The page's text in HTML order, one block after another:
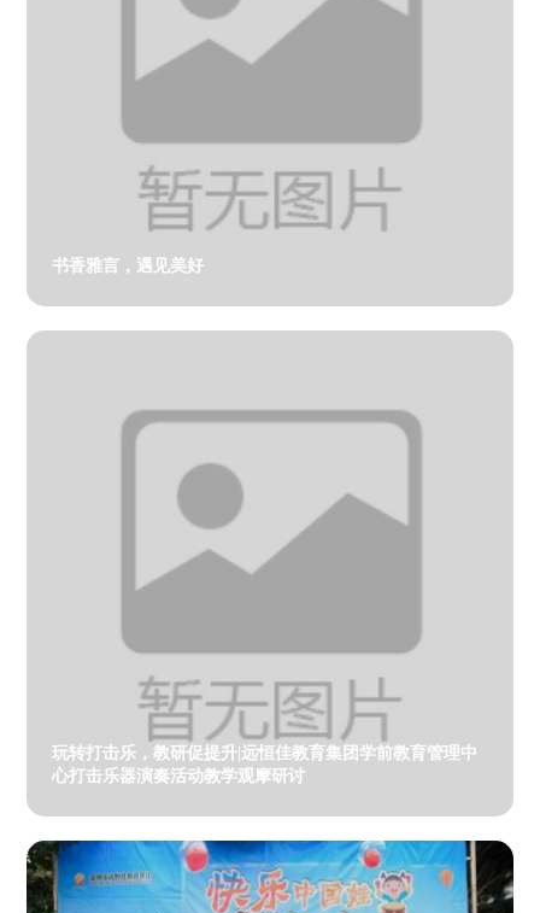
书香雅言，遇见美好
玩转打击乐，教研促提升|远恒佳教育集团学前教育管理中
心打击乐器演奏活动教学观摩研讨